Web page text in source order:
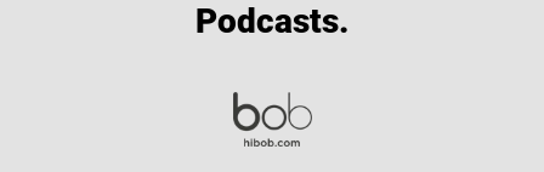
Podcasts.